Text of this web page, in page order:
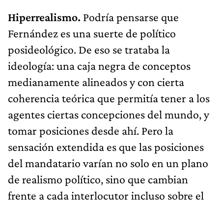
Hiperrealismo. Podría pensarse que
Fernández es una suerte de político
posideológico. De eso se trataba la
ideología: una caja negra de conceptos
medianamente alineados y con cierta
coherencia teórica que permitía tener a los
agentes ciertas concepciones del mundo, y
tomar posiciones desde ahí. Pero la
sensación extendida es que las posiciones
del mandatario varían no solo en un plano
de realismo político, sino que cambian
frente a cada interlocutor incluso sobre el